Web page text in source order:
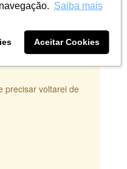
Saiba mais
Aceitar Cookies
DC PERÍCIAS
precisar voltarei de